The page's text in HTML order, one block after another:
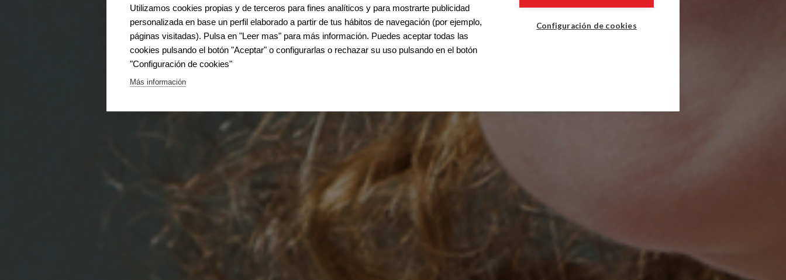
Utilizamos cookies propias y de terceros para fines analíticos y para mostrarte publicidad
personalizada en base un perfil elaborado a partir de tus hábitos de navegación (por ejemplo,
páginas visitadas). Pulsa en "Leer mas" para más información. Puedes aceptar todas las
cookies pulsando el botón "Aceptar" o configurarlas o rechazar su uso pulsando en el botón
"Configuración de cookies"
Más información
Configuración de cookies